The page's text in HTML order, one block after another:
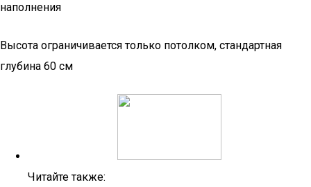
наполнения
Высота ограничивается только потолком, стандартная
глубина 60 см
Читайте также: